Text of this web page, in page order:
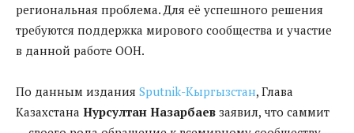
региональная проблема. Для её успешного решения
требуются поддержка мирового сообщества и участие
в данной работе ООН.
По данным издания Sputnik-Кыргызстан, Глава
Казахстана Нурсултан Назарбаев заявил, что саммит